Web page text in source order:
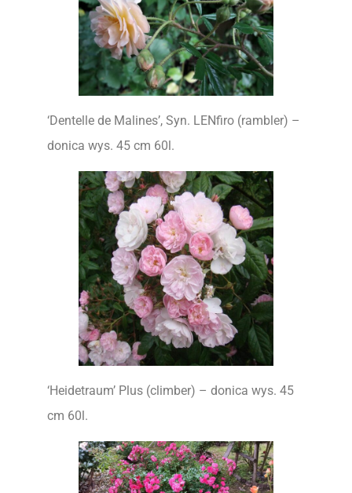
‘Dentelle de Malines’, Syn. LENfiro (rambler) –
donica wys. 45 cm 60l.
‘Heidetraum’ Plus (climber) – donica wys. 45
cm 60l.